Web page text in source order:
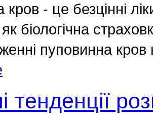
кров - це безцінні
біологічна
пуповинна кров
тенденції